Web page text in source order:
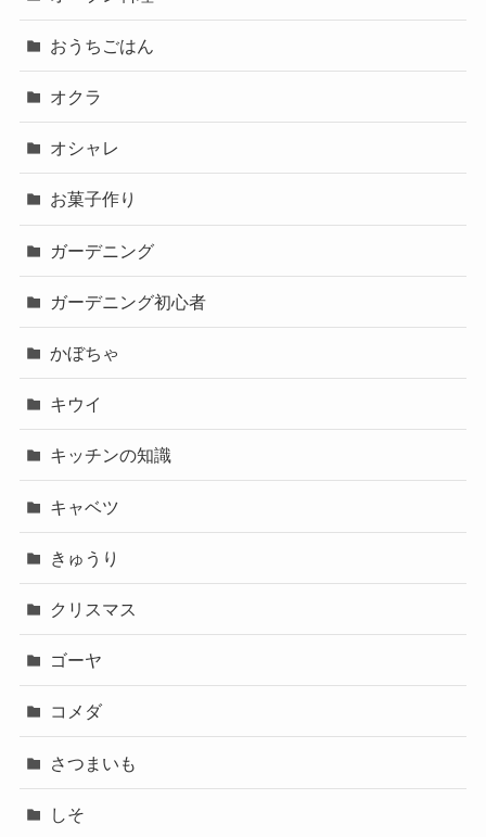
おうちごはん
オクラ
オシャレ
お菓子作り
ガーデニング
ガーデニング初心者
かぼちゃ
キウイ
キッチンの知識
キャベツ
きゅうり
クリスマス
ゴーヤ
コメダ
さつまいも
しそ